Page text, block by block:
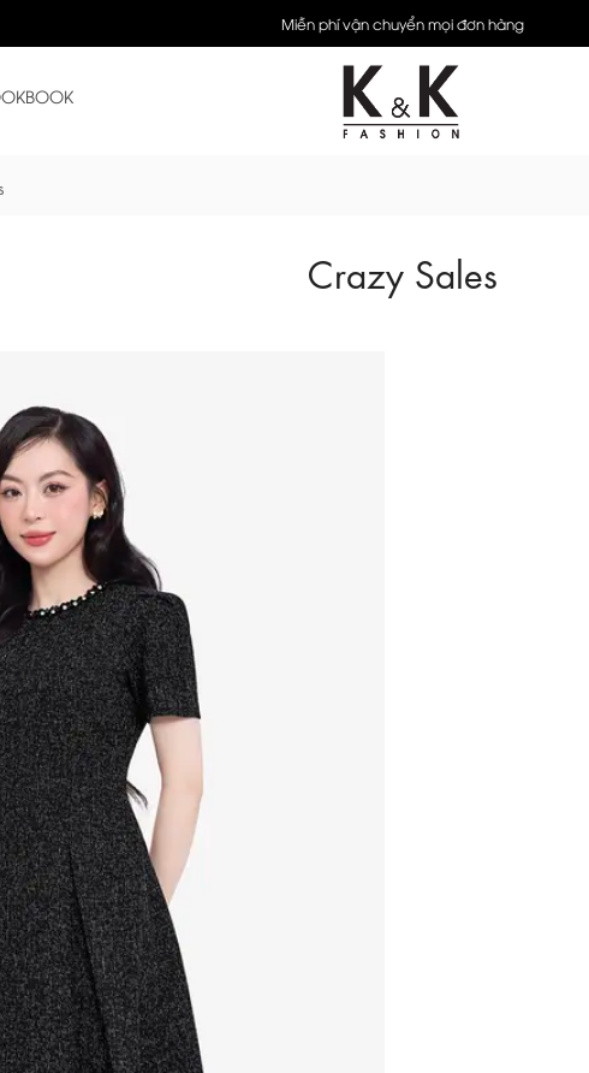
Miễn phí vận chuyển mọi đơn hàng
Crazy Sales